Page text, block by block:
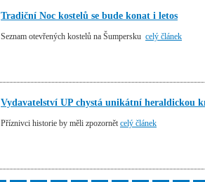
Tradiční Noc kostelů se bude konat i letos
Seznam otevřených kostelů na Šumpersku celý článek
Vydavatelství UP chystá unikátní heraldickou
Příznivci historie by měli zpozornět celý článek